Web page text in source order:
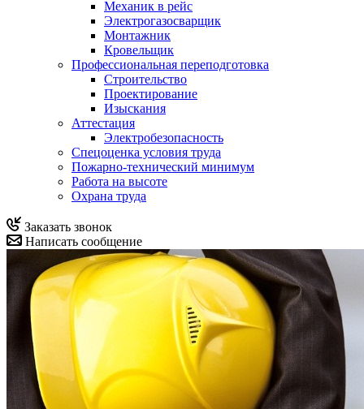
Механик в рейс
Электрогазосварщик
Монтажник
Кровельщик
Профессиональная переподготовка
Строительство
Проектирование
Изыскания
Аттестация
Электробезопасность
Спецоценка условия труда
Пожарно-технический минимум
Работа на высоте
Охрана труда
Заказать звонок
Написать сообщение